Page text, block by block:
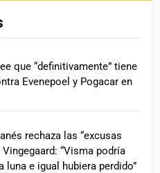
que “definitivamente” tiene
Evenepoel y Pogacar en
rechaza las “excusas
Vingegaard: “Visma podría
luna e igual hubiera perdido”